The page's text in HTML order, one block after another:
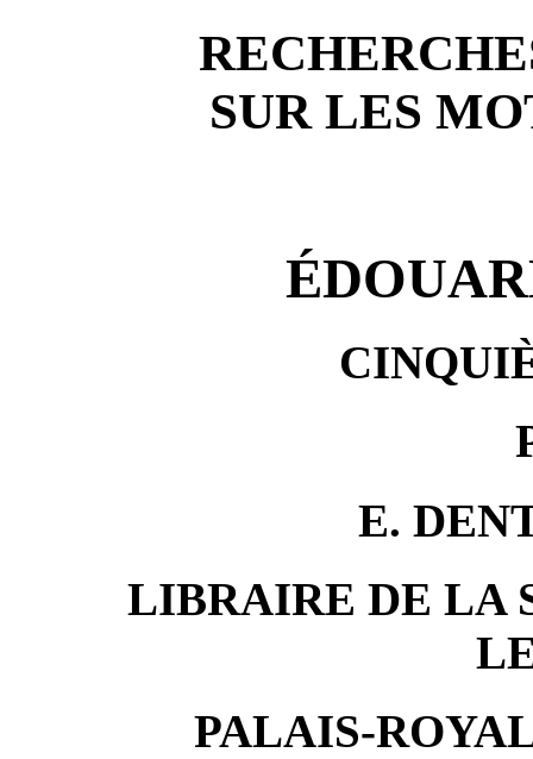
SUR LES
E.
LIBRAIRE DE LA
PALAIS-